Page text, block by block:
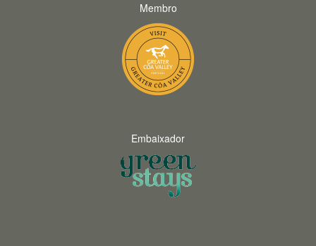
Membro
Embaixador